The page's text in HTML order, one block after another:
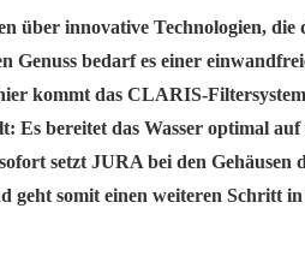
über innovative Technologien, die
Genuss bedarf es einer
kommt das CLARIS-
Es bereitet das Wasser optimal
setzt JURA bei den
geht somit einen weiteren Schritt